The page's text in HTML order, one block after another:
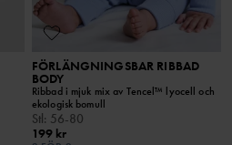
FÖRLÄNGNINGSBAR RIBBAD
BODY
Ribbad i mjuk mix av Tencel™ lyocell och
ekologisk bomull
Stl: 56-80
199 kr